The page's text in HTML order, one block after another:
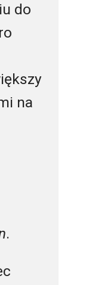
do
na
.